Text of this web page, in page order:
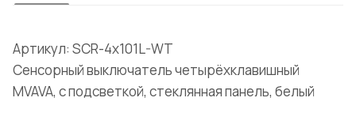
Артикул: SCR-4x101L-WT
Сенсорный выключатель четырёхклавишный
MVAVA, с подсветкой, стеклянная панель, белый